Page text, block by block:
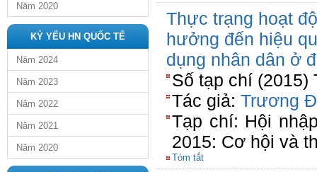
Năm 2020
KỶ YẾU HN QUỐC TẾ
Năm 2024
Năm 2023
Năm 2022
Năm 2021
Năm 2020
Thực trạng hoạt
hưởng đến hiệu
dụng nhân dân ở
Số tạp chí (2015)
Tác giả: Trương
Tạp chí: Hội
2015: Cơ hội và
Tóm tắt